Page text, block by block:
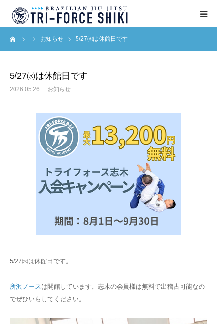
お知らせ 5/27㈬は休館日です
5/27㈬は休館日です
2026.05.26 お知らせ
5/27㈬は休館日です。
所沢ノースは開館しています。志木の会員様は無料で出稽古可能なの
でぜひいらしてください。
ABOUT
BLOG
アクセス
English